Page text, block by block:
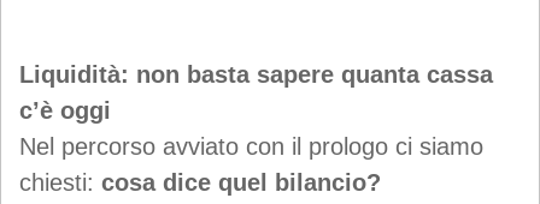
Liquidità: non basta sapere quanta cassa
c’è oggi
Nel percorso avviato con il prologo ci siamo
chiesti: cosa dice quel bilancio?